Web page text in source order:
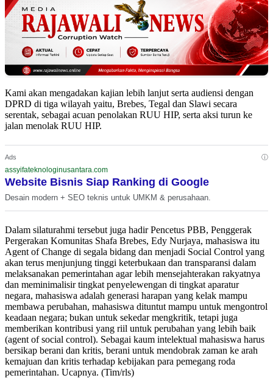
Kami akan mengadakan kajian lebih lanjut serta audiensi dengan
DPRD di tiga wilayah yaitu, Brebes, Tegal dan Slawi secara
serentak, sebagai acuan penolakan RUU HIP, serta aksi turun ke
jalan menolak RUU HIP.
Ads ⓘ
assyifateknologinusantara.com
Website Bisnis Siap Ranking di Google
Desain modern + SEO teknis untuk UMKM & perusahaan.
Dalam silaturahmi tersebut juga hadir Pencetus PBB, Penggerak
Pergerakan Komunitas Shafa Brebes, Edy Nurjaya, mahasiswa itu
Agent of Change di segala bidang dan menjadi Social Control yang
akan terus menjunjung tinggi keterbukaan dan transparansi dalam
melaksanakan pemerintahan agar lebih mensejahterakan rakyatnya
dan meminimalisir tingkat penyelewengan di tingkat aparatur
negara, mahasiswa adalah generasi harapan yang kelak mampu
membawa perubahan, mahasiswa dituntut mampu untuk mengontrol
keadaan negara; bukan untuk sekedar mengkritik, tetapi juga
memberikan kontribusi yang riil untuk perubahan yang lebih baik
(agent of social control). Sebagai kaum intelektual mahasiswa harus
bersikap berani dan kritis, berani untuk mendobrak zaman ke arah
kemajuan dan kritis terhadap kebijakan para pemegang roda
pemerintahan. Ucapnya. (Tim/rls)